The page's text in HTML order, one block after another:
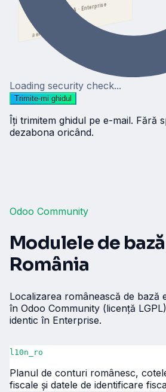
Community · OCA · Enterprise
aerya.net
Loading security check...
Trimite-mi ghidul
Îți trimitem ghidul pe e-mail. Fără
dezabona oricând.
Odoo Community
Modulele de
România
Localizarea românească de bază
în Odoo Community (licență
identic în Enterprise.
l10n_ro
Planul de conturi românesc,
fiscale și datele de identificare